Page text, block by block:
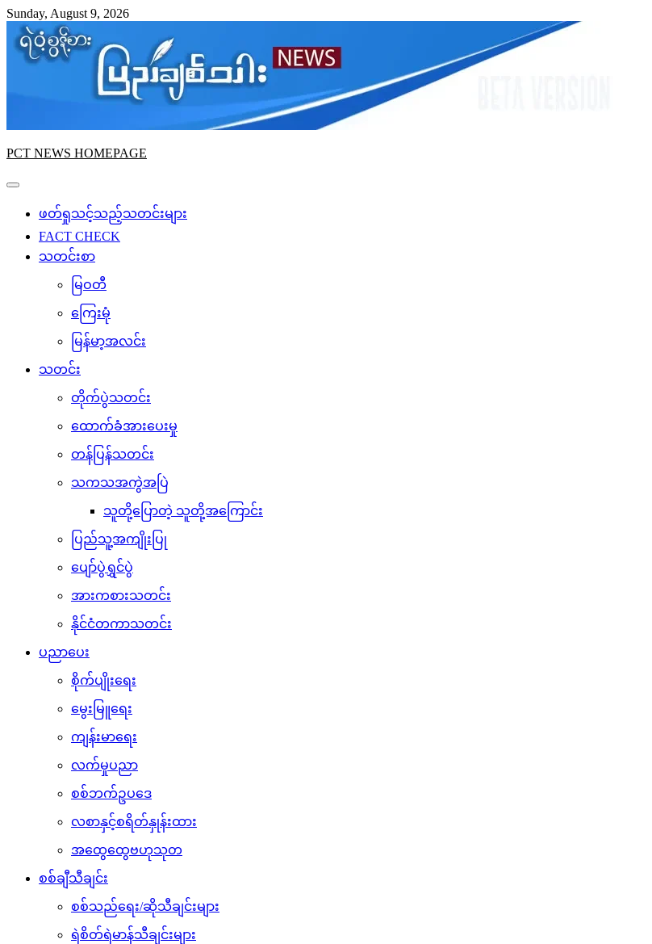
Skip
content
Sunday, August 9, 2026
PCT NEWS HOMEPAGE
ဖတ်ရှုသင့်သည့်သတင်းများ
FACT CHECK
သတင်းစာ
မြဝတီ
ကြေးမုံ
မြန်မာ့အလင်း
သတင်း
တိုက်ပွဲသတင်း
ထောက်ခံအားပေးမှု
တန်ပြန်သတင်း
သကသအကွဲအပြဲ
သူတို့ပြောတဲ့ သူတို့အကြောင်း
ပြည်သူ့အကျိုးပြု
ပျော်ပွဲရွှင်ပွဲ
အားကစားသတင်း
နိုင်ငံတကာသတင်း
ပညာပေး
စိုက်ပျိုးရေး
မွေးမြူရေး
ကျန်းမာရေး
လက်မှုပညာ
စစ်ဘက်ဥပဒေ
လစာနှင့်စရိတ်နှုန်းထား
အထွေထွေဗဟုသုတ
စစ်ချီသီချင်း
စစ်သည်ရေး/ဆိုသီချင်းများ
ရဲစိတ်ရဲမာန်သီချင်းများ